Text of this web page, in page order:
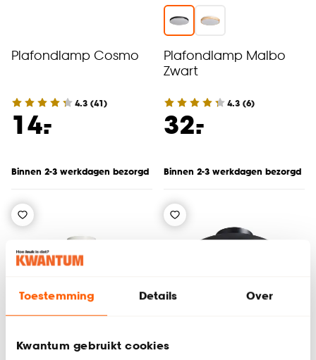
Toestemming Details Over
Kwantum gebruikt cookies
Plafondlamp Cosmo
4.3 (41)
14.
-
Binnen 2-3 werkdagen bezorgd
Plafondlamp Malbo
Zwart
4.3 (6)
32.
-
Binnen 2-3 werkdagen bezorgd